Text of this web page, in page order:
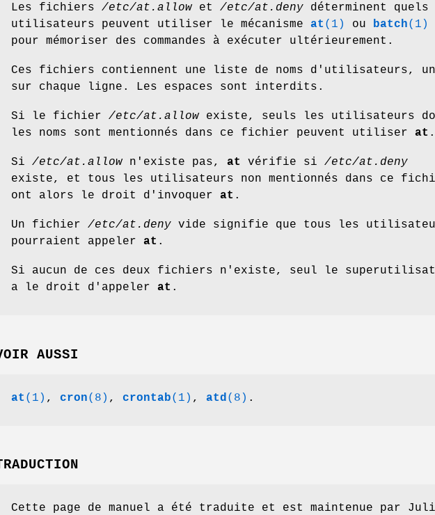
Les fichiers /etc/at.allow et /etc/at.deny déterminent quels
utilisateurs peuvent utiliser le mécanisme at (1) ou batch(1)
pour mémoriser des commandes à exécuter ultérieurement.
Ces fichiers contiennent une liste de noms d'utilisateurs, un
sur chaque ligne. Les espaces sont interdits.
Si le fichier /etc/at.allow existe, seuls les utilisateurs
les noms sont mentionnés dans ce fichier peuvent utiliser at .
Si /etc/at.allow n'existe pas, at vérifie si /etc/at.deny
existe, et tous les utilisateurs non mentionnés dans ce
ont alors le droit d'invoquer at .
Un fichier /etc/at.deny vide signifie que tous les
pourraient appeler at .
Si aucun de ces deux fichiers n'existe, seul le
a le droit d'appeler at .
AUSSI
at (1) , cron(8) , crontab(1) , atd (8) .
Cette page de manuel a été traduite et est maintenue par